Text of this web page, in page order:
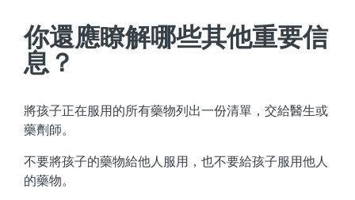
你還應瞭解哪些其他重要信
息？
將孩子正在服用的所有藥物列出一份清單，交給醫生或
藥劑師。
不要將孩子的藥物給他人服用，也不要給孩子服用他人
的藥物。